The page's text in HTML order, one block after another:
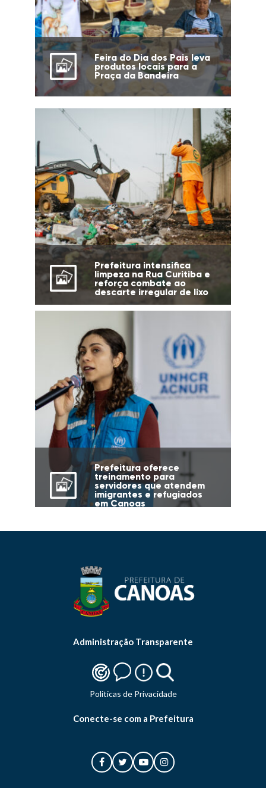
Feira do Dia dos Pais leva
produtos locais para a
Praça da Bandeira
Prefeitura intensifica
limpeza na Rua Curitiba e
reforça combate ao
descarte irregular de lixo
Prefeitura oferece
treinamento para
servidores que atendem
imigrantes e refugiados
em Canoas
Administração Transparente
Politicas de Privacidade
Conecte-se com a Prefeitura